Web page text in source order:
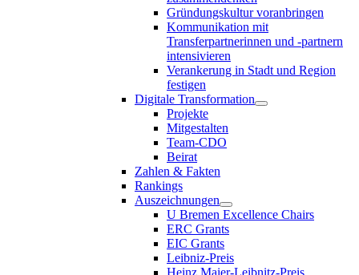
Gründungskultur voranbringen
Kommunikation mit
Transferpartnerinnen und -partnern
intensivieren
Verankerung in Stadt und Region
festigen
Digitale Transformation
Projekte
Mitgestalten
Team-CDO
Beirat
Zahlen & Fakten
Rankings
Auszeichnungen
U Bremen Excellence Chairs
ERC Grants
EIC Grants
Leibniz-Preis
Heinz Maier-Leibnitz-Preis